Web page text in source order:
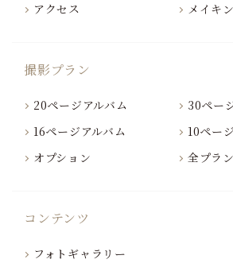
アクセス
メイキ
撮影プラン
20ページアルバム
30ペー
16ページアルバム
10ペー
オプション
全プラ
コンテンツ
フォトギャラリー